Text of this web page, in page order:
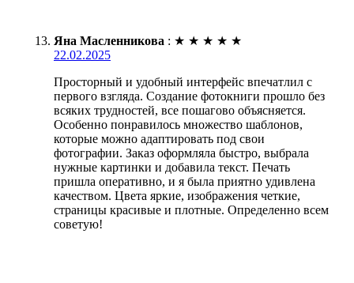
Яна Масленникова : ★ ★ ★ ★ ★
22.02.2025
Просторный и удобный интерфейс впечатлил с
первого взгляда. Создание фотокниги прошло без
всяких трудностей, все пошагово объясняется.
Особенно понравилось множество шаблонов,
которые можно адаптировать под свои
фотографии. Заказ оформляла быстро, выбрала
нужные картинки и добавила текст. Печать
пришла оперативно, и я была приятно удивлена
качеством. Цвета яркие, изображения четкие,
страницы красивые и плотные. Определенно всем
советую!